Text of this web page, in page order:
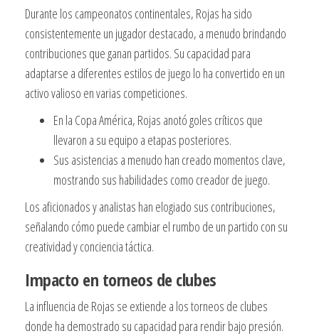
Durante los campeonatos continentales, Rojas ha sido
consistentemente un jugador destacado, a menudo brindando
contribuciones que ganan partidos. Su capacidad para
adaptarse a diferentes estilos de juego lo ha convertido en un
activo valioso en varias competiciones.
En la Copa América, Rojas anotó goles críticos que
llevaron a su equipo a etapas posteriores.
Sus asistencias a menudo han creado momentos clave,
mostrando sus habilidades como creador de juego.
Los aficionados y analistas han elogiado sus contribuciones,
señalando cómo puede cambiar el rumbo de un partido con su
creatividad y conciencia táctica.
Impacto en torneos de clubes
La influencia de Rojas se extiende a los torneos de clubes
donde ha demostrado su capacidad para rendir bajo presión.